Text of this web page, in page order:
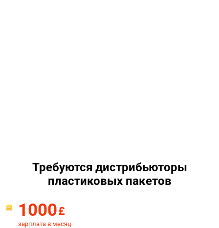
Требуются дистрибьюторы
пластиковых пакетов
1000£
зарплата в месяц